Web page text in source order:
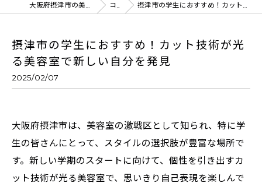
大阪府摂津市の美容室ならClimb of hair コラム 摂津市の学生におすすめ！カット技術が光る美容室で新しい自分を発見
摂津市の学生におすすめ！カット技術が光
る美容室で新しい自分を発見
2025/02/07
大阪府摂津市は、美容室の激戦区として知られ、特に学
生の皆さんにとって、スタイルの選択肢が豊富な場所で
す。新しい学期のスタートに向けて、個性を引き出すカ
ット技術が光る美容室で、思いきり自己表現を楽しんで